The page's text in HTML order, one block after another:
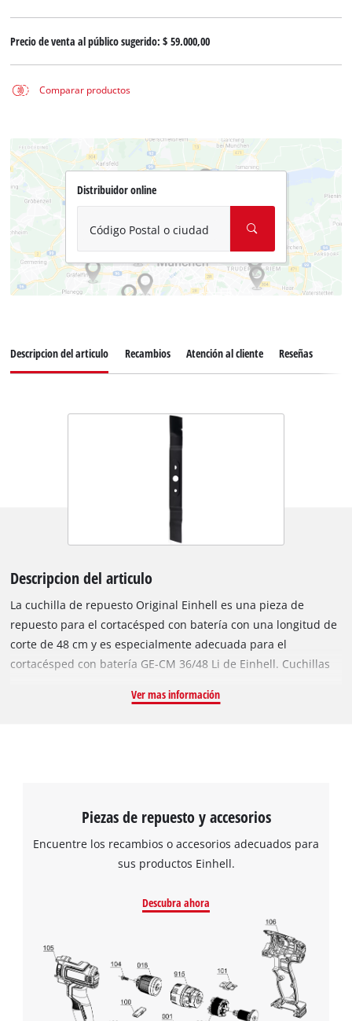
Precio de venta al público sugerido:$ 59.000,00
Comparar productos
Distribuidor online
Código Postal o ciudad
Descripcion del articulo Recambios Atención al cliente Reseñas
Descripcion del articulo
La cuchilla de repuesto Original Einhell es una pieza de
repuesto para el cortacésped con batería con una longitud de
corte de 48 cm y es especialmente adecuada para el
cortacésped con batería GE-CM 36/48 Li de Einhell. Cuchillas
la cuchilla de repuesto Original Einhell. El cortacésped trabaja
Ver mas información
Piezas de repuesto y accesorios
Encuentre los recambios o accesorios adecuados para
sus productos Einhell.
Descubra ahora